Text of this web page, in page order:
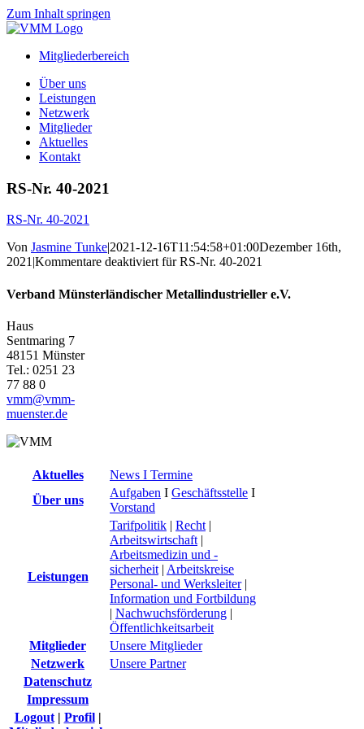
Zum Inhalt springen
Mitgliederbereich
Über uns
Leistungen
Netzwerk
Mitglieder
Aktuelles
Kontakt
RS-Nr. 40-2021
RS-Nr. 40-2021
Von Jasmine Tunke|2021-12-16T11:54:58+01:00Dezember 16th,
2021|Kommentare deaktiviertfür RS-Nr. 40-2021
Verband Münsterländischer Metallindustrieller e.V.
Haus
Sentmaring 7
48151 Münster
Tel.: 0251 23
77 88 0
vmm@vmm-
muenster.de
Aktuelles
News I Termine
Über uns
Aufgaben I Geschäftsstelle I
Vorstand
Leistungen
Tarifpolitik | Recht |
Arbeitswirtschaft |
Arbeitsmedizin und -
sicherheit | Arbeitskreise
Personal- und Werksleiter|
Information und Fortbildung
| Nachwuchsförderung |
Öffentlichkeitsarbeit
Mitglieder
Unsere Mitglieder
Netzwerk
Unsere Partner
Datenschutz
Impressum
Logout| Profil|